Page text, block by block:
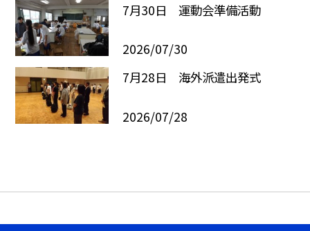
7月30日 運動会準備活動
2026/07/30
7月28日 海外派遣出発式
2026/07/28